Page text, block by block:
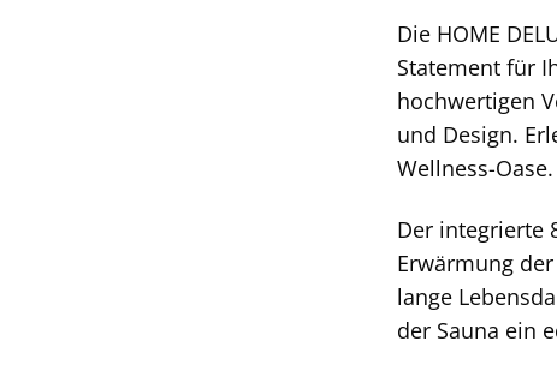
Die HOME
Statement für
hochwertigen
und Design.
Wellness-Oase.
Der integrierte
Erwärmung
lange
der Sauna ein